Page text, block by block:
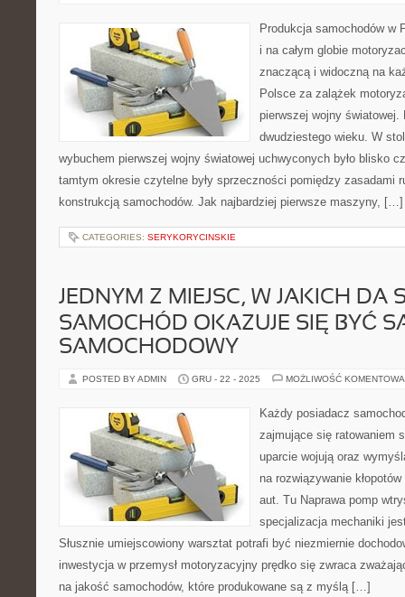
Produkcja samochodów w
i na całym globie
znaczącą i widoczną na
Polsce za zalążek
pierwszej wojny światowej.
dwudziestego wieku. W
wybuchem pierwszej wojny światowej uchwyconych było blisko
tamtym okresie czytelne były sprzeczności pomiędzy zasadami
konstrukcją samochodów. Jak najbardziej pierwsze maszyny, […]
CATEGORIES: SERYKORYCINSKIE
JEDNYM Z MIEJSC, W JAKICH DA
SAMOCHÓD OKAZUJE SIĘ BYĆ
SAMOCHODOWY
POSTED BY ADMIN GRU - 22 - 2025 MOŻLIWOŚĆ
Każdy posiadacz
zajmujące się ratowaniem
uparcie wojują oraz
na rozwiązywanie
aut. Tu Naprawa pomp
specjalizacja mechaniki
Słusznie umiejscowiony warsztat potrafi być niezmiernie
inwestycja w przemysł motoryzacyjny prędko się zwraca
na jakość samochodów, które produkowane są z myślą […]